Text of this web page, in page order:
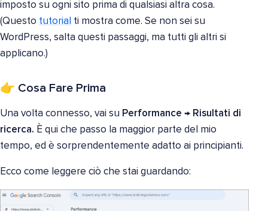
imposto su ogni sito prima di qualsiasi altra cosa.
(Questo tutorial ti mostra come. Se non sei su
WordPress, salta questi passaggi, ma tutti gli altri si
applicano.)
👉 Cosa Fare Prima
Una volta connesso, vai su Performance → Risultati di
ricerca. È qui che passo la maggior parte del mio
tempo, ed è sorprendentemente adatto ai principianti.
Ecco come leggere ciò che stai guardando: